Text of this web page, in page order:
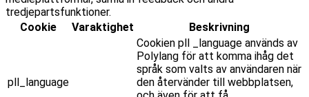
tredjepartsfunktioner.
Cookie
Varaktighet Beskrivning
pll_language
Cookien pll _language används av
Polylang för att komma ihåg det
språk som valts av användaren när
den återvänder till webbplatsen,